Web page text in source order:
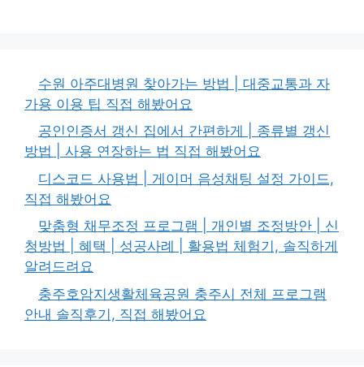
수원 아주대병원 찾아가는 방법 | 대중교통과 자
가용 이용 팁 직접 해봤어요
공인인증서 갱신 집에서 간편하게 | 종류별 갱신
방법 | 사용 연장하는 법 직접 해봤어요
디스코드 사용법 | 게이머 음성채팅 설정 가이드,
직접 해봤어요
맞춤형 채무조정 프로그램 | 개인별 조정방안 | 신
청방법 | 혜택 | 성공사례 | 활용법 체험기, 솔직하게
알려드려요
충주호암지생활체육공원 충주시 전체 프로그램
안내 솔직후기, 직접 해봤어요